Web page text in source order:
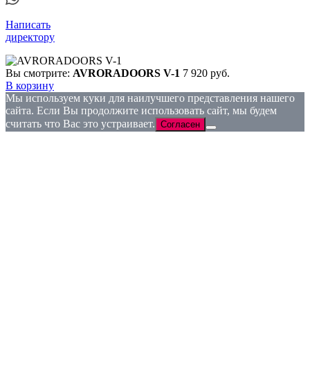
Написать
директору
Вы смотрите: AVRORADOORS V-1 7 920 руб.
В корзину
Мы используем куки для наилучшего представления нашего
сайта. Если Вы продолжите использовать сайт, мы будем
считать что Вас это устраивает. Согласен